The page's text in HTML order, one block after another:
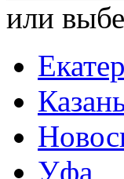
или
Уфа